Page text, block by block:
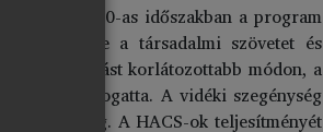
2014–2020-as időszakban a program
erősítette a társadalmi szövetet és
befogadást korlátozottabb módon, a
révén támogatta. A vidéki szegénység
meg. A HACS-ok teljesítményét